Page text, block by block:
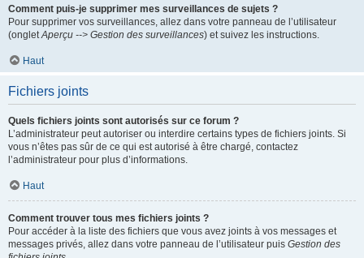
Comment puis-je supprimer mes surveillances de sujets ?
Pour supprimer vos surveillances, allez dans votre panneau de l’utilisateur
(ongletAperçu --> Gestion des surveillances) et suivez les instructions.
Haut
Fichiers joints
Quels fichiers joints sont autorisés sur ce forum ?
L’administrateur peut autoriser ou interdire certains types de fichiers joints. Si
vous n’êtes pas sûr de ce qui est autorisé à être chargé, contactez
l’administrateur pour plus d’informations.
Haut
Comment trouver tous mes fichiers joints ?
Pour accéder à la liste des fichiers que vous avez joints à vos messages et
messages privés, allez dans votre panneau de l’utilisateur puis Gestion des